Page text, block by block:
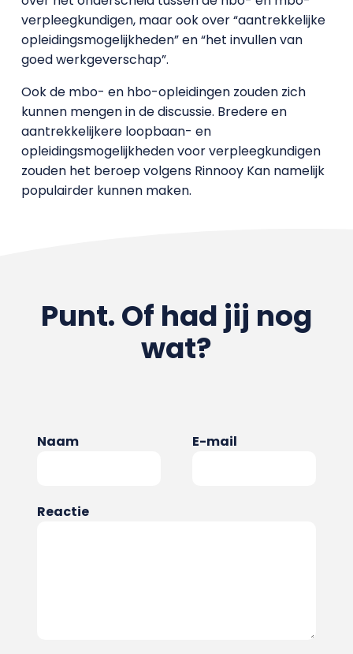
verpleegkundigen, maar ook over “aantrekkelijke
opleidingsmogelijkheden” en “het invullen van
goed werkgeverschap”.
Ook de mbo- en hbo-opleidingen zouden zich
kunnen mengen in de discussie. Bredere en
aantrekkelijkere loopbaan- en
opleidingsmogelijkheden voor verpleegkundigen
zouden het beroep volgens Rinnooy Kan namelijk
populairder kunnen maken.
Punt. Of had jij nog
wat?
Naam E-mail
Reactie